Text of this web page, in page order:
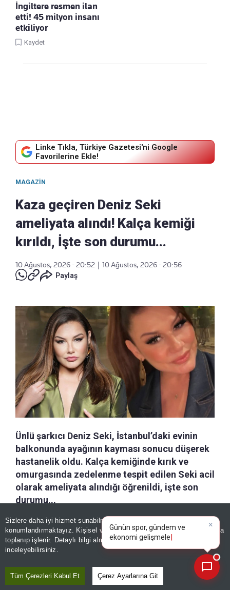
Sizlere daha iyi hizmet sunabilmek adına sitemizde
konumlandırmaktayız. Kişisel verileriniz, KVKK ve GDPR kapsamında
toplanıp işlenir. Detaylı bilgi almak içinAydınlatma Metnimizi
inceleyebilirsiniz.
Tüm Çerezleri Kabul Et Çerez Ayarlarına Git
İngiltere resmen ilan
etti! 45 milyon insanı
etkiliyor
Kaydet
Linke Tıkla, Türkiye Gazetesi'ni Google
Favorilerine Ekle!
MAGAZIN
Kaza geçiren Deniz Seki
ameliyata alındı! Kalça kemiği
kırıldı, İşte son durumu...
10 Ağustos, 2026 - 20:52
10 Ağustos, 2026 - 20:56
Paylaş
Ünlü şarkıcı Deniz Seki, İstanbul’daki evinin
balkonunda ayağının kayması sonucu düşerek
hastanelik oldu. Kalça kemiğinde kırık ve
omurgasında zedelenme tespit edilen Seki acil
olarak ameliyata alındığı öğrenildi, işte son
durumu...
Özetle Dinle Kaydet a-|+A
Türk pop müziğinin ünlü isimlerinden
Deniz Seki, İstanbul’daki evinde
×
Günün spor, gündem ve
ekonomi gelişmelerini analiz
edin!